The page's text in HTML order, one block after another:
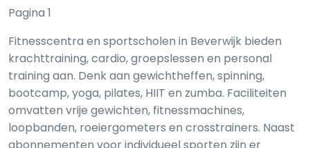
Pagina 1
Fitnesscentra en sportscholen in Beverwijk bieden
krachttraining, cardio, groepslessen en personal
training aan. Denk aan gewichtheffen, spinning,
bootcamp, yoga, pilates, HIIT en zumba. Faciliteiten
omvatten vrije gewichten, fitnessmachines,
loopbanden, roeiergometers en crosstrainers. Naast